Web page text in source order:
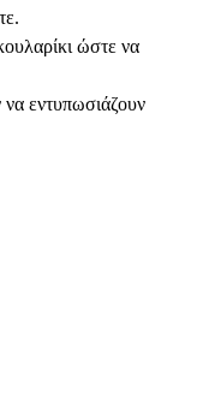
ώστε να
να εντυπωσιάζουν